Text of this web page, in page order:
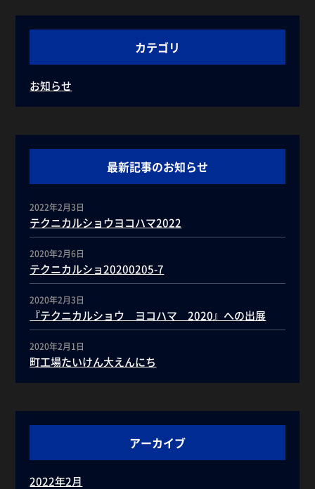
カテゴリ
お知らせ
最新記事のお知らせ
テクニカルショウヨコハマ2022
2022年2月3日
テクニカルショ20200205-7
2020年2月6日
『テクニカルショウ ヨコハマ 2020』への出展
2020年2月3日
町工場たいけん大えんにち
2020年2月1日
アーカイブ
2022年2月